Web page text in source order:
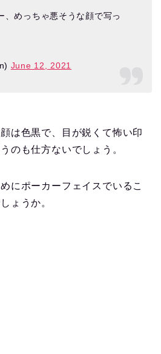
、めっちゃ悪そうな顔で写っ
June 12, 2021
は色黒で、目が鋭くて怖い印
のも仕方ないでしょう。
にポーカーフェイスでいるこ
ょうか。